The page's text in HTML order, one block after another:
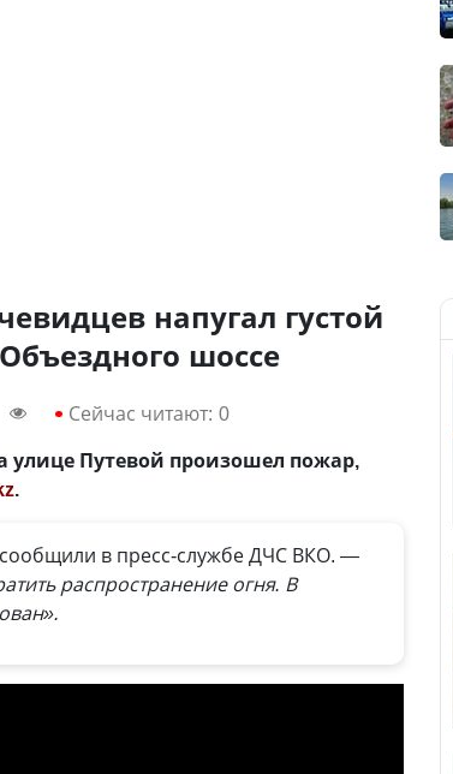
напугал густой
шоссе
Сейчас читают: 0
Путевой произошел пожар,
.
в пресс-службе ДЧС ВКО. —
распространение огня. В